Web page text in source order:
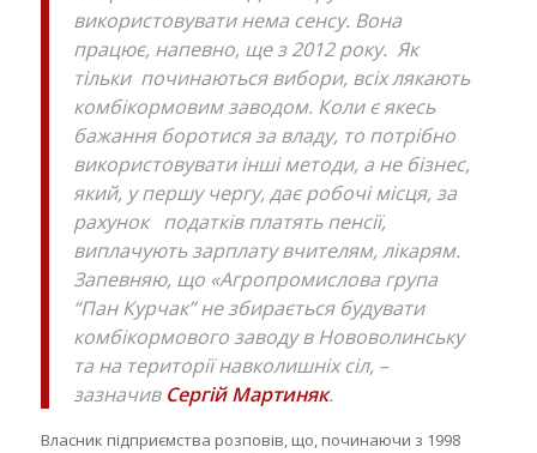
використовувати нема сенсу. Вона
працює, напевно, ще з 2012 року. Як
тільки починаються вибори, всіх лякають
комбікормовим заводом. Коли є якесь
бажання боротися за владу, то потрібно
використовувати інші методи, а не бізнес,
який, у першу чергу, дає робочі місця, за
рахунок податків платять пенсії,
виплачують зарплату вчителям, лікарям.
Запевняю, що «Агропромислова група
“Пан Курчак” не збирається будувати
комбікормового заводу в Нововолинську
та на території навколишніх сіл, –
зазначив Сергій Мартиняк.
Власник підприємства розповів, що, починаючи з 1998